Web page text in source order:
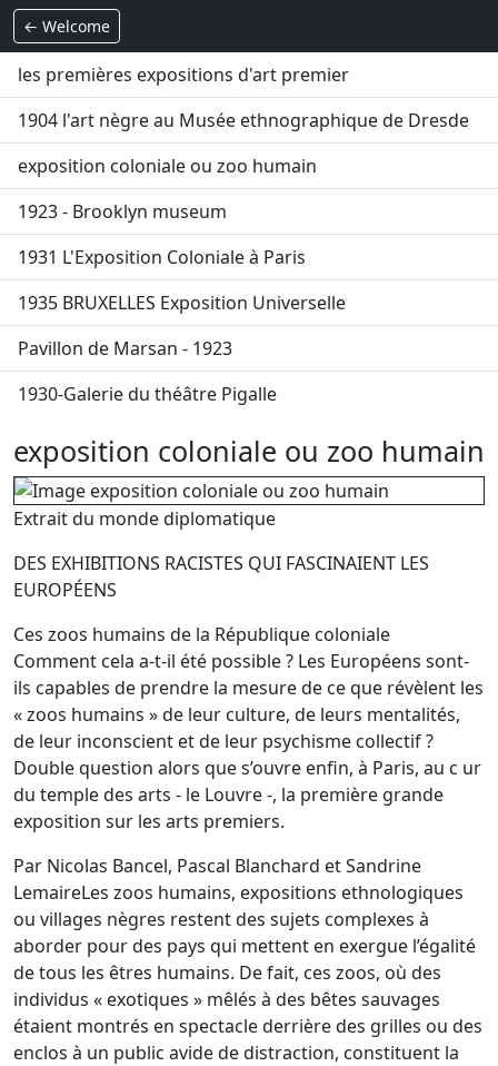
← Welcome
les premières expositions d'art premier
1904 l'art nègre au Musée ethnographique de Dresde
exposition coloniale ou zoo humain
1923 - Brooklyn museum
1931 L'Exposition Coloniale à Paris
1935 BRUXELLES Exposition Universelle
Pavillon de Marsan - 1923
1930-Galerie du théâtre Pigalle
exposition coloniale ou zoo humain
Extrait du monde diplomatique
DES EXHIBITIONS RACISTES QUI FASCINAIENT LES
EUROPÉENS
Ces zoos humains de la République coloniale
Comment cela a-t-il été possible ? Les Européens sont-
ils capables de prendre la mesure de ce que révèlent les
« zoos humains » de leur culture, de leurs mentalités,
de leur inconscient et de leur psychisme collectif ?
Double question alors que s’ouvre enfin, à Paris, au c ur
du temple des arts - le Louvre -, la première grande
exposition sur les arts premiers.
Par Nicolas Bancel, Pascal Blanchard et Sandrine
LemaireLes zoos humains, expositions ethnologiques
ou villages nègres restent des sujets complexes à
aborder pour des pays qui mettent en exergue l’égalité
de tous les êtres humains. De fait, ces zoos, où des
individus « exotiques » mêlés à des bêtes sauvages
étaient montrés en spectacle derrière des grilles ou des
enclos à un public avide de distraction, constituent la